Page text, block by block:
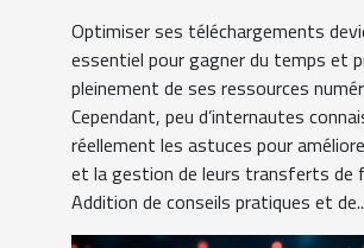
Optimiser ses téléchargements
essentiel pour gagner du temps et
pleinement de ses ressources
Cependant, peu d’internautes
réellement les astuces pour
et la gestion de leurs transferts de
Addition de conseils pratiques et